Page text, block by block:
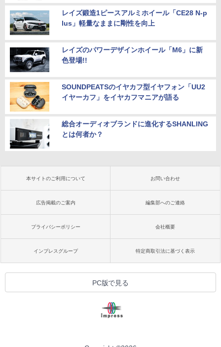
レイズ鍛造1ピースアルミホイール「CE28 N-p
lus」軽量なままに剛性を向上
レイズのパワーデザインホイール「M6」に新
色登場!!
SOUNDPEATSのイヤカフ型イヤフォン「UU2
イヤーカフ」をイヤカフマニアが語る
総合オーディオブランドに進化するSHANLING
とは何者か？
本サイトのご利用について お問い合わせ
広告掲載のご案内 編集部へのご連絡
プライバシーポリシー 会社概要
インプレスグループ 特定商取引法に基づく表示
PC版で見る